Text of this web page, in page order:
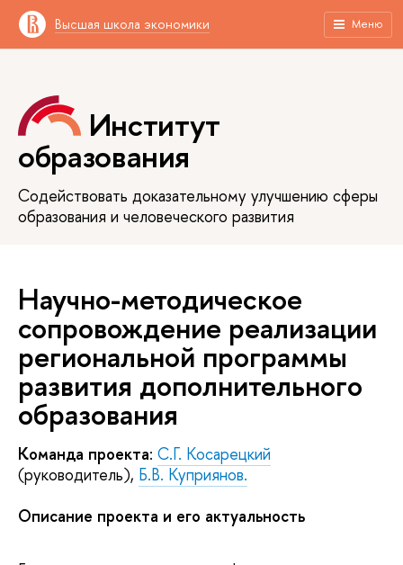
Высшая школа экономики Меню
Институт
образования
Содействовать доказательному улучшению сферы
образования и человеческого развития
Научно-методическое
сопровождение реализации
региональной программы
развития дополнительного
образования
Команда проекта: С.Г. Косарецкий
(руководитель), Б.В. Куприянов.
Описание проекта и его актуальность